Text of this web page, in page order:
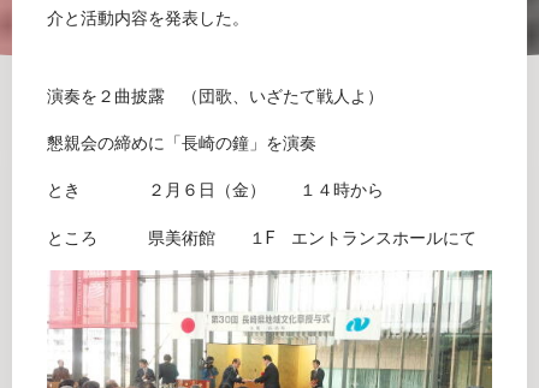
介と活動内容を発表した。
演奏を２曲披露 （団歌、いざたて戦人よ）
懇親会の締めに「長崎の鐘」を演奏
とき ２月６日（金） １４時から
ところ 県美術館 １F エントランスホールにて